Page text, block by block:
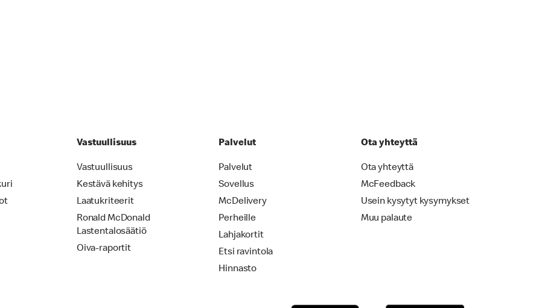
Vastuullisuus
Vastuullisuus
Kestävä kehitys
Laatukriteerit
Ronald McDonald
Lastentalosäätiö
Oiva-raportit
Palvelut
Palvelut
Sovellus
McDelivery
Perheille
Lahjakortit
Etsi ravintola
Hinnasto
Ota yhteyttä
Ota yhteyttä
McFeedback
Usein kysytyt kysymykset
Muu palaute